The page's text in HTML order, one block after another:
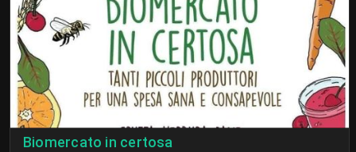
Biomercato in certosa